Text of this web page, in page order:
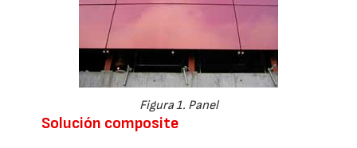
Figura 1. Panel
Solución composite